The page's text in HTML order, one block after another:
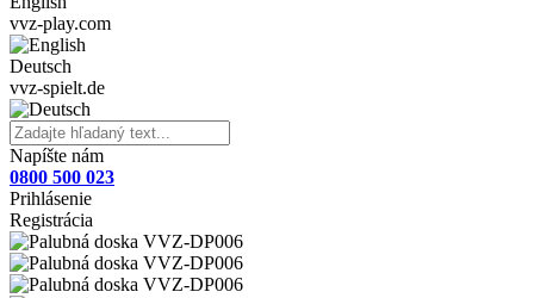
vvz-play.com
Deutsch
vvz-spielt.de
Napíšte nám
0800 500 023
Prihlásenie
Registrácia